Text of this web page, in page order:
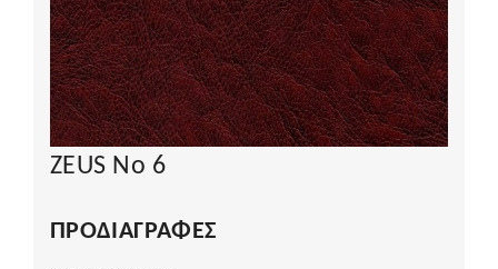
ZEUS No 6
ΠΡΟΔΙΑΓΡΑΦΈΣ